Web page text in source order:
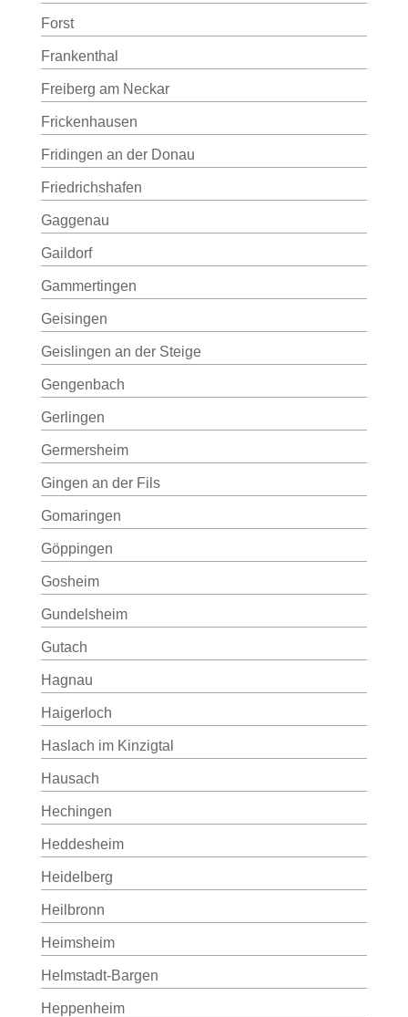
Forst
Frankenthal
Freiberg am Neckar
Frickenhausen
Fridingen an der Donau
Friedrichshafen
Gaggenau
Gaildorf
Gammertingen
Geisingen
Geislingen an der Steige
Gengenbach
Gerlingen
Germersheim
Gingen an der Fils
Gomaringen
Göppingen
Gosheim
Gundelsheim
Gutach
Hagnau
Haigerloch
Haslach im Kinzigtal
Hausach
Hechingen
Heddesheim
Heidelberg
Heilbronn
Heimsheim
Helmstadt-Bargen
Heppenheim